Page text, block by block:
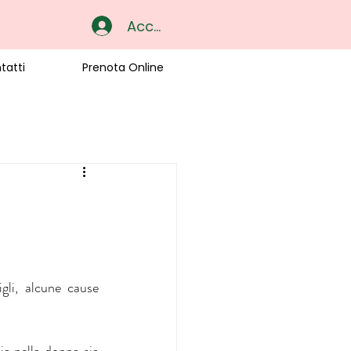
Accedi
Prenota Online
alcune cause